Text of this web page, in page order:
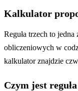
Kalkulator
Reguła trzech to
obliczeniowych w
kalkulator znajdzie
Czym jest